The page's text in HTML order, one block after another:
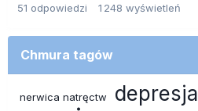
51 odpowiedzi 1 248 wyświetleń
Chmura tagów
nerwica natręctw depresja